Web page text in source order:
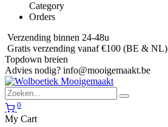
Category
Orders
Verzending binnen 24-48u
Gratis verzending vanaf €100 (BE & NL)
Topdown breien
Advies nodig? info@mooigemaakt.be
0
My Cart